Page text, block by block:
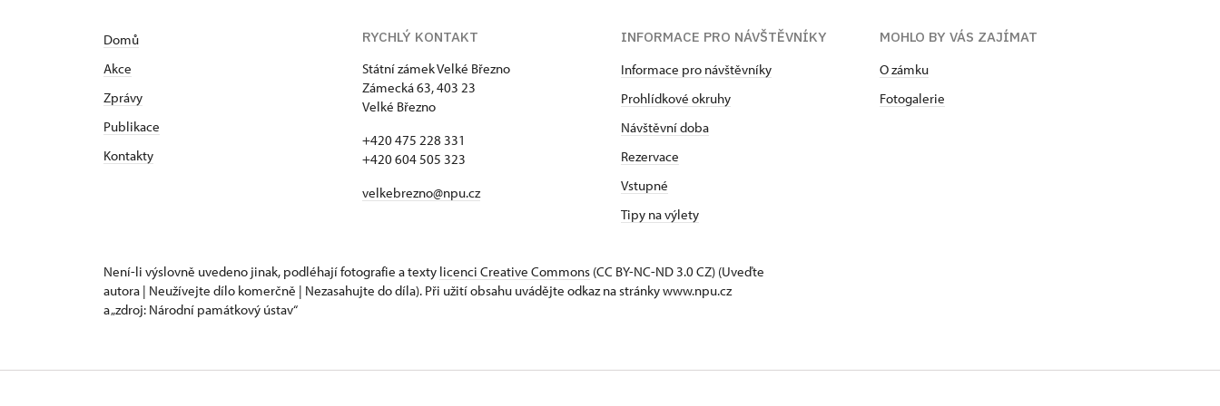
Domů
Akce
Zprávy
Publikace
Kontakty
RYCHLÝ KONTAKT
Státní zámek Velké Březno
Zámecká 63, 403 23
Velké Březno
+420 475 228 331
+420 604 505 323
velkebrezno@npu.cz
INFORMACE PRO NÁVŠTĚVNÍKY
Informace pro návštěvníky
Prohlídkové okruhy
Návštěvní doba
Rezervace
Vstupné
Tipy na výlety
MOHLO BY VÁS ZAJÍMAT
O zámku
Fotogalerie
Není-li výslovně uvedeno jinak, podléhají fotografie a texty licenci Creative Commons (CC BY-NC-ND 3.0 CZ) (Uveďte
autora | Neužívejte dílo komerčně | Nezasahujte do díla). Při užití obsahu uvádějte odkaz na stránky www.npu.cz
a „zdroj: Národní památkový ústav“